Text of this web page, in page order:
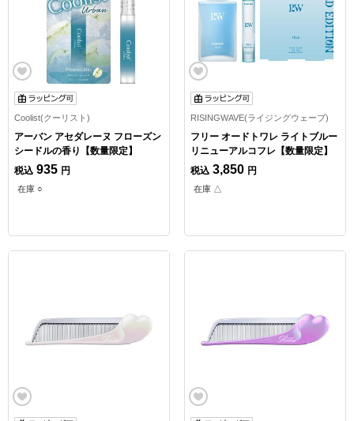
Coolist(クーリスト)
アーバン アセダレーヌ フローズン
シードルの香り【数量限定】
税込 935 円
在庫 ○
RISINGWAVE(ライジングウェーブ)
フリー オードトワレ ライトブルー
リニューアルコフレ【数量限定】
税込 3,850 円
在庫 △